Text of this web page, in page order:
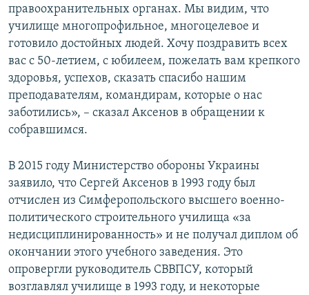
правоохранительных органах. Мы видим, что
училище многопрофильное, многоцелевое и
готовило достойных людей. Хочу поздравить всех
вас с 50-летием, с юбилеем, пожелать вам крепкого
здоровья, успехов, сказать спасибо нашим
преподавателям, командирам, которые о нас
заботились», – сказал Аксенов в обращении к
собравшимся.
В 2015 году Министерство обороны Украины
заявило, что Сергей Аксенов в 1993 году был
отчислен из Симферопольского высшего военно-
политического строительного училища «за
недисциплинированность» и не получал диплом об
окончании этого учебного заведения. Это
опровергли руководитель СВВПСУ, который
возглавлял училище в 1993 году, и некоторые